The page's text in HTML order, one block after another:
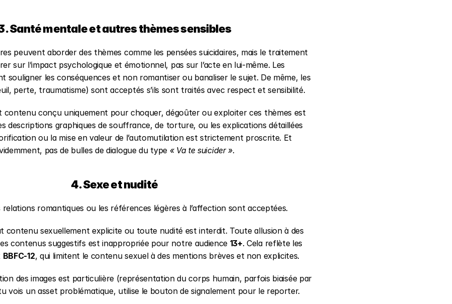
Santé mentale et autres thèmes sensibles
peuvent aborder des thèmes comme les pensées suicidaires, mais le traitement
sur l’impact psychologique et émotionnel, pas sur l’acte en lui-même. Les
souligner les conséquences et non romantiser ou banaliser le sujet. De même, les
perte, traumatisme) sont acceptés s’ils sont traités avec respect et sensibilité.
contenu conçu uniquement pour choquer, dégoûter ou exploiter ces thèmes est
descriptions graphiques de souffrance, de torture, ou les explications détaillées
ou la mise en valeur de l’automutilation est strictement proscrite. Et
pas de bulles de dialogue du type « Va te suicider ».
4. Sexe et nudité
relations romantiques ou les références légères à l’affection sont acceptées.
contenu sexuellement explicite ou toute nudité est interdit. Toute allusion à des
contenus suggestifs est inappropriée pour notre audience 13+. Cela reflète les
BBFC-12, qui limitent le contenu sexuel à des mentions brèves et non explicites.
des images est particulière (représentation du corps humain, parfois biaisée par
vois un asset problématique, utilise le bouton de signalement pour le reporter.